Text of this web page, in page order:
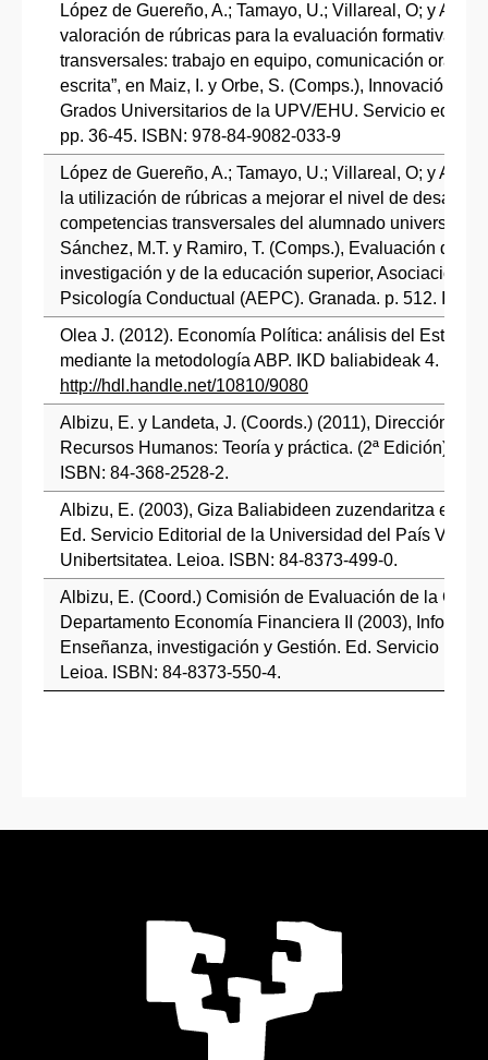
López de Guereño, A.; Tamayo, U.; Villareal, O; y
valoración de rúbricas para la evaluación formativa de
transversales: trabajo en equipo, comunicación oral y
escrita”, en Maiz, I. y Orbe, S. (Comps.), Innovación y
Grados Universitarios de la UPV/EHU. Servicio
pp. 36-45. ISBN: 978-84-9082-033-9
López de Guereño, A.; Tamayo, U.; Villareal, O; y
la utilización de rúbricas a mejorar el nivel de
competencias transversales del alumnado
Sánchez, M.T. y Ramiro, T. (Comps.), Evaluación de la
investigación y de la educación superior, Asociación
Psicología Conductual (AEPC). Granada. p. 512.
Olea J. (2012). Economía Política: análisis del Estado
mediante la metodología ABP. IKD baliabideak 4.
http://hdl.handle.net/10810/9080
Albizu, E. y Landeta, J. (Coords.) (2011), Dirección
Recursos Humanos: Teoría y práctica. (2ª Edición).
ISBN: 84-368-2528-2.
Albizu, E. (2003), Giza Baliabideen zuzendaritza
Ed. Servicio Editorial de la Universidad del País
Unibertsitatea. Leioa. ISBN: 84-8373-499-0.
Albizu, E. (Coord.) Comisión de Evaluación de la
Departamento Economía Financiera II (2003), Informe
Enseñanza, investigación y Gestión. Ed. Servicio
Leioa. ISBN: 84-8373-550-4.